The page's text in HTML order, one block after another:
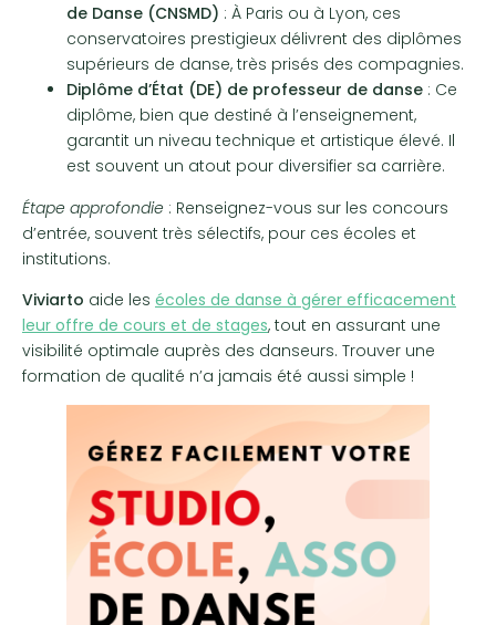
de Danse (CNSMD) : À Paris ou à Lyon, ces
conservatoires prestigieux délivrent des diplômes
supérieurs de danse, très prisés des compagnies.
Diplôme d’État (DE) de professeur de danse : Ce
diplôme, bien que destiné à l’enseignement,
garantit un niveau technique et artistique élevé. Il
est souvent un atout pour diversifier sa carrière.
Étape approfondie : Renseignez-vous sur les concours
d’entrée, souvent très sélectifs, pour ces écoles et
institutions.
Viviarto aide les écoles de danse à gérer efficacement
leur offre de cours et de stages, tout en assurant une
visibilité optimale auprès des danseurs. Trouver une
formation de qualité n’a jamais été aussi simple !